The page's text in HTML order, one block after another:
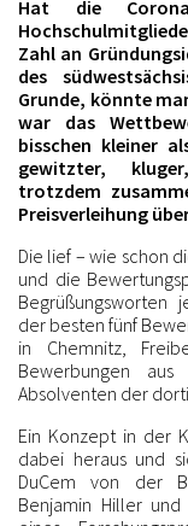
Hat die
Zahl an
des
Grunde, könnte
war das
bisschen kleiner
gewitzter,
trotzdem
Preisverleihung
Die lief – wie schon
und die
Begrüßungsworten
der besten fünf
in Chemnitz,
Bewerbungen
Absolventen der
Ein Konzept in der
dabei heraus und
DuCem von der
Benjamin Hiller